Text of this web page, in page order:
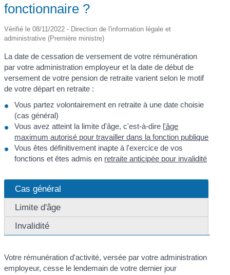
fonctionnaire ?
Vérifié le 08/11/2022 - Direction de l'information légale et
administrative (Première ministre)
La date de cessation de versement de votre rémunération
par votre administration employeur et la date de début de
versement de votre pension de retraite varient selon le motif
de votre départ en retraite :
Vous partez volontairement en retraite à une date choisie
(cas général)
Vous avez atteint la limite d'âge, c'est-à-dire l'âge
maximum autorisé pour travailler dans la fonction publique
Vous êtes définitivement inapte à l'exercice de vos
fonctions et êtes admis en retraite anticipée pour invalidité
Cas général
Limite d'âge
Invalidité
Votre rémunération d'activité, versée par votre administration
employeur, cesse le lendemain de votre dernier jour